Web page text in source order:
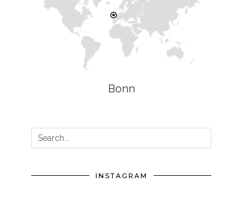
Bonn
INSTAGRAM